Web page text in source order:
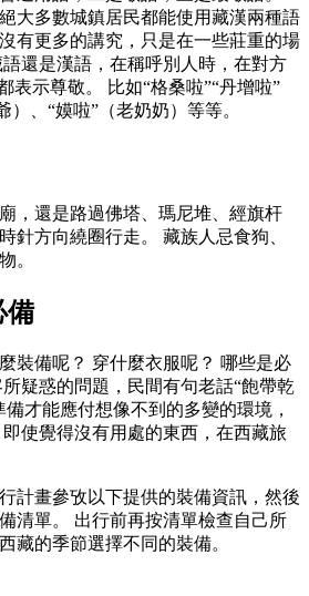
大多數城鎮居民都能使用藏漢兩種語
有更多的講究，只是在一些莊重的場
還是漢語，在稱呼別人時，在對方
表示尊敬。 比如“格桑啦”“丹增啦”
）、“嫫啦”（老奶奶）等等。
，還是路過佛塔、瑪尼堆、經旗杆
針方向繞圈行走。 藏族人忌食狗、
。
備
裝備呢？ 穿什麼衣服呢？ 哪些是必
疑惑的問題，民間有句老話“飽帶乾
才能應付想像不到的多變的環境，
使覺得沒有用處的東西，在西藏旅
計畫參攷以下提供的裝備資訊，然後
清單。 出行前再按清單檢查自己所
藏的季節選擇不同的裝備。